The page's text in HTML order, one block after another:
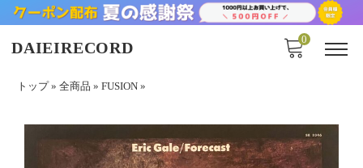
DAIEIRECORD 0
トップ» 全商品 » FUSION »